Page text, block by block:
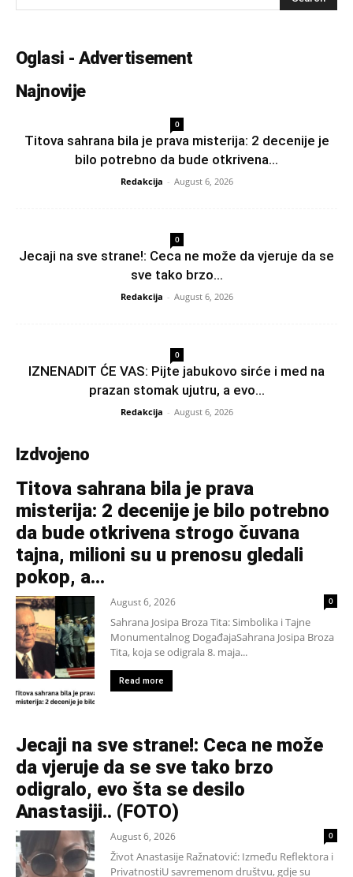
Oglasi - Advertisement
Najnovije
0
Titova sahrana bila je prava misterija: 2 decenije je
bilo potrebno da bude otkrivena...
Redakcija - August 6, 2026
0
Jecaji na sve strane!: Ceca ne može da vjeruje da se
sve tako brzo...
Redakcija - August 6, 2026
0
IZNENADIT ĆE VAS: Pijte jabukovo sirće i med na
prazan stomak ujutru, a evo...
Redakcija - August 6, 2026
Izdvojeno
Titova sahrana bila je prava
misterija: 2 decenije je bilo potrebno
da bude otkrivena strogo čuvana
tajna, milioni su u prenosu gledali
pokop, a...
August 6, 2026 0
Sahrana Josipa Broza Tita: Simbolika i Tajne
Monumentalnog DogađajaSahrana Josipa Broza
Tita, koja se odigrala 8. maja...
Read more
Jecaji na sve strane!: Ceca ne može
da vjeruje da se sve tako brzo
odigralo, evo šta se desilo
Anastasiji.. (FOTO)
August 6, 2026 0
Život Anastasije Ražnatović: Između Reflektora i
PrivatnostiU savremenom društvu, gdje su